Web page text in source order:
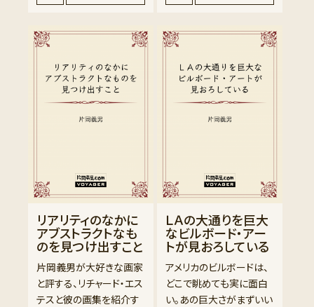
リアリティのなかに
アブストラクトなも
のを見つけ出すこと
片岡義男が大好きな画家
と評する、リチャード・エス
テスと彼の画集を紹介す
ＬＡの大通りを巨大
なビルボード・アー
トが見おろしている
アメリカのビルボードは、
どこで眺めても実に面白
い。あの巨大さがまずいい